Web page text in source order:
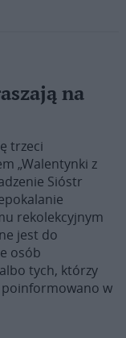
na
trzeci
„Walentynki z
Sióstr
rekolekcyjnym
jest do
osób
tych, którzy
poinformowano w